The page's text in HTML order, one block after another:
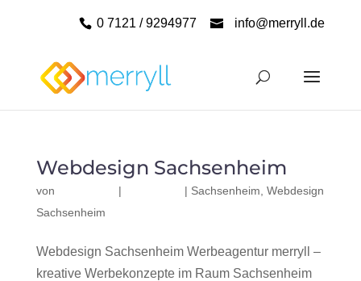
0 7121 / 9294977 info@merryll.de
Webdesign Sachsenheim
von | | Sachsenheim Webdesign
Sachsenheim
Webdesign Sachsenheim Werbeagentur merryll –
kreative Werbekonzepte im Raum Sachsenheim